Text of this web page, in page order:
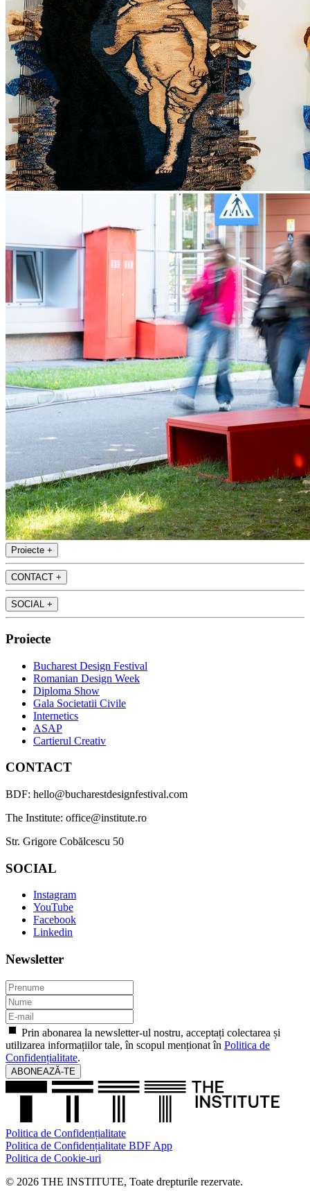
Proiecte +
CONTACT +
SOCIAL +
Proiecte
Bucharest Design Festival
Romanian Design Week
Diploma Show
Gala Societatii Civile
Internetics
ASAP
Cartierul Creativ
CONTACT
BDF: hello@bucharestdesignfestival.com
The Institute: office@institute.ro
Str. Grigore Cobălcescu 50
SOCIAL
Instagram
YouTube
Facebook
Linkedin
Newsletter
Prin abonarea la newsletter-ul nostru, acceptați colectarea și
utilizarea informațiilor tale, în scopul menționat în Politica de
Confidențialitate.
ABONEAZĂ-TE
Politica de Confidențialitate
Politica de Confidențialitate BDF App
Politica de Cookie-uri
© 2026 THE INSTITUTE, Toate drepturile rezervate.